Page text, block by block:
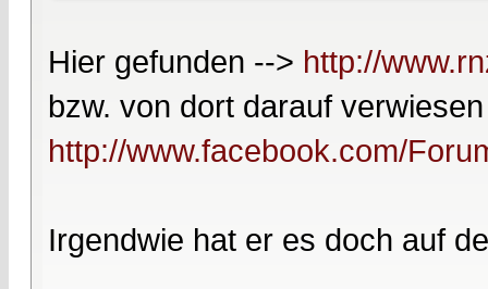
Hier gefunden --> http://
bzw. von dort darauf
http://www.facebook.com/
Irgendwie hat er es doch auf